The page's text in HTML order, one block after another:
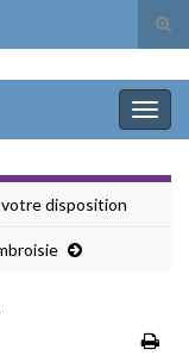
disposition